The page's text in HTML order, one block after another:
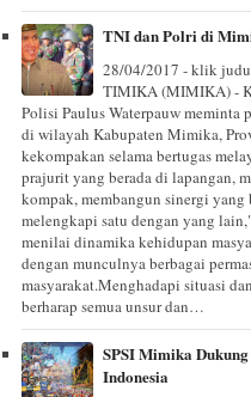
TNI dan Polri di
28/04/2017 - klik
TIMIKA (MIMIKA) -
Polisi Paulus Waterpauw meminta
di wilayah Kabupaten Mimika,
kekompakan selama bertugas
prajurit yang berada di lapangan,
kompak, membangun sinergi
melengkapi satu dengan yang
menilai dinamika kehidupan
dengan munculnya berbagai
masyarakat.Menghadapi situasi
berharap semua unsur dan…
SPSI Mimika
Indonesia